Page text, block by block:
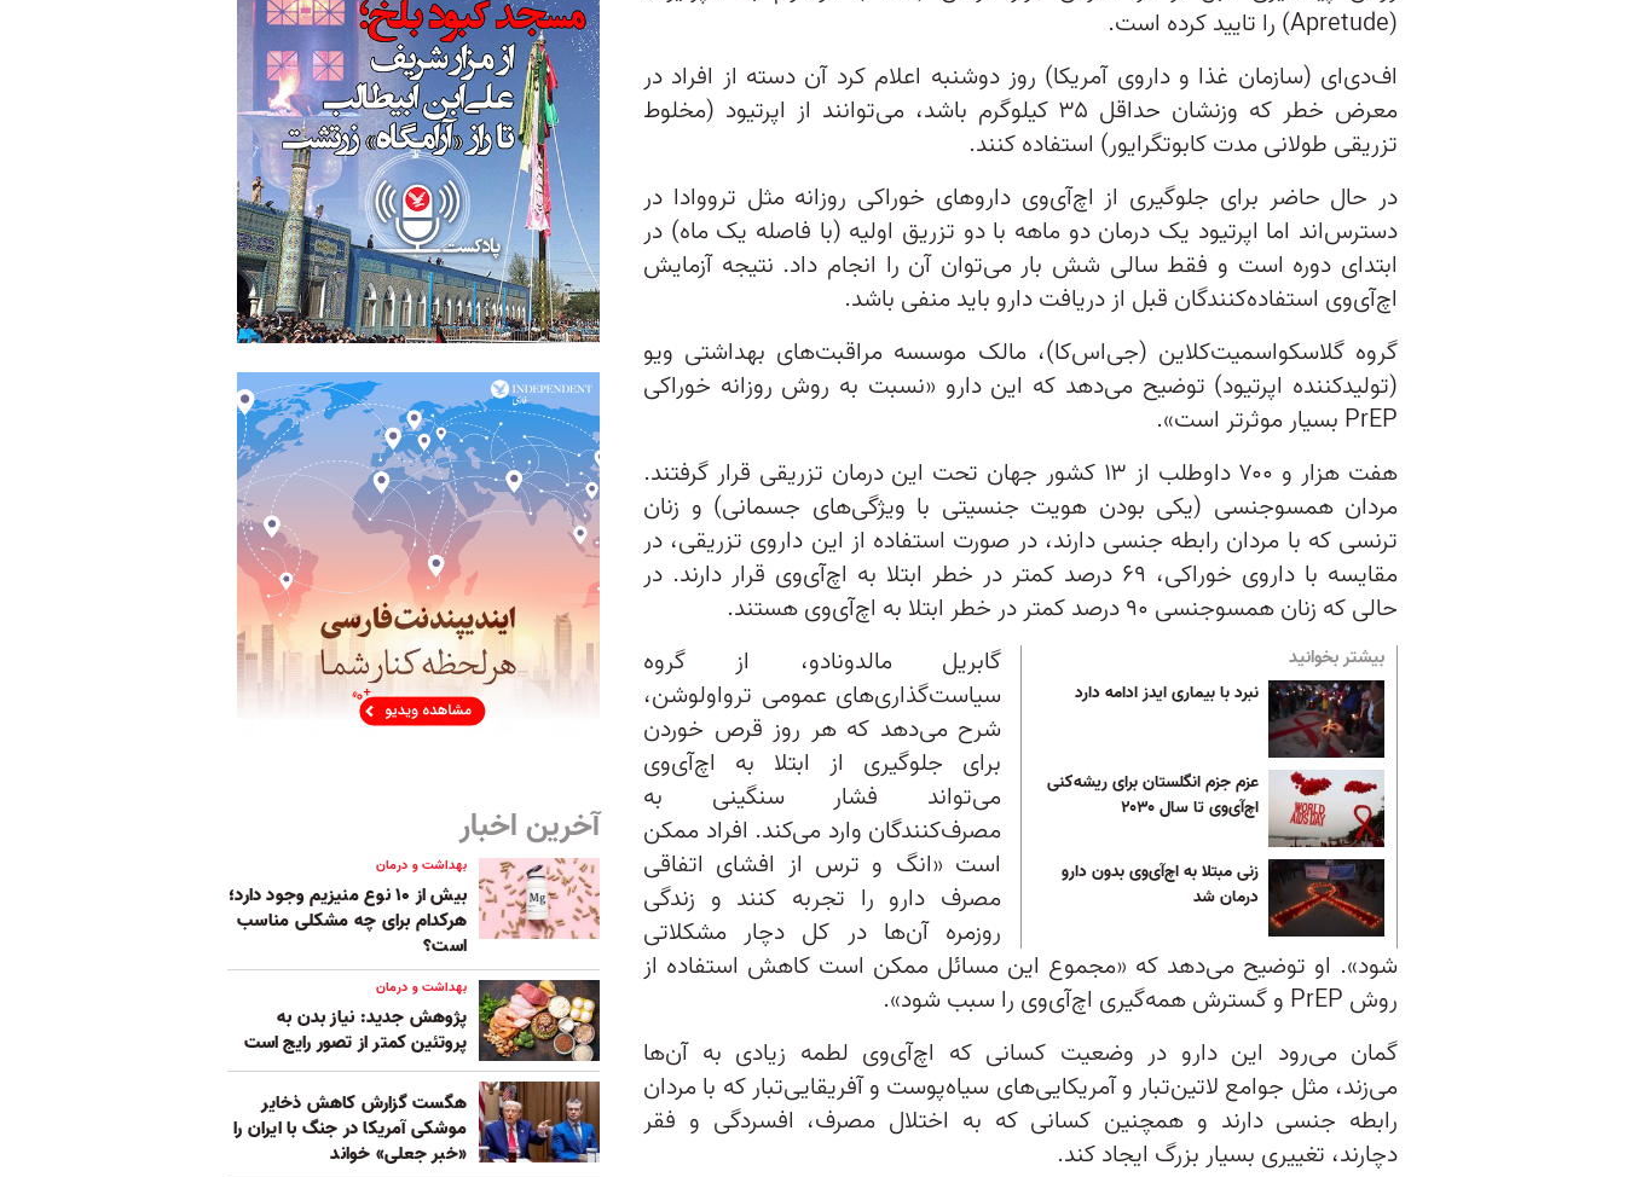
(Apretude) را تایید کرده است.
اف‌دی‌ای (سازمان غذا و داروی آمریکا) روز دوشنبه اعلام کرد آن دسته از افراد در
معرض خطر که وزنشان حداقل ۳۵ کیلوگرم باشد، می‌‌توانند از اپرتیود (مخلوط
تزریقی طولانی مدت کابوتگرایور) استفاده کنند.
در حال حاضر برای جلوگیری از اچ‌آی‌وی داروهای خوراکی روزانه مثل ترووادا در
دسترس‌اند اما اپرتیود یک درمان دو ماهه با دو تزریق اولیه (با فاصله یک ماه) در
ابتدای دوره است و فقط سالی شش بار می‌توان آن را انجام داد. نتیجه آزمایش
اچ‌آی‌وی استفاده‌کنندگان قبل از دریافت دارو باید منفی باشد.
گروه گلاسکواسمیت‌کلاین (جی‌اس‌کا)، مالک موسسه مراقبت‌های بهداشتی ویو
(تولیدکننده اپرتیود) توضیح می‌د‌هد که این دارو «نسبت به روش روزانه خوراکی
PrEP بسیار موثرتر است».
هفت هزار و ۷۰۰ داوطلب از ۱۳ کشور جهان تحت این درمان تزریقی قرار گرفتند.
مردان همسوجنسی (یکی بودن هویت جنسیتی با ویژگی‌های جسمانی) و زنان
ترنسی که با مردان رابطه جنسی دارند، در صورت استفاده از این داروی تزریقی، در
مقایسه با داروی خوراکی، ۶۹ درصد کمتر در خطر ابتلا به اچ‌آی‌وی قرار دارند. در
حالی که زنان همسوجنسی ۹۰ درصد کمتر در خطر ابتلا به اچ‌آی‌وی هستند.
بیشتر بخوانید
نبرد با بیماری ایدز ادامه دارد
عزم جزم انگلستان برای ریشه‌کنی
اچ‌آی‌وی تا سال ۲۰۳۰
زنی مبتلا به اچ‌آی‌وی بدون دارو
درمان شد
گابریل مالدونادو، از گروه
سیاست‌گذاری‌های عمومی ترواولوشن،
شرح می‌دهد که هر روز قرص خوردن
برای جلوگیری از ابتلا به اچ‌آی‌وی
می‌تواند فشار سنگینی به
مصرف‌کنندگان وارد می‌کند. افراد ممکن
است «انگ و ترس از افشای اتفاقی
مصرف دارو را تجربه کنند و زندگی
روزمره‌ آن‌ها در کل دچار مشکلاتی
شود». او توضیح می‌دهد که «مجموع این مسائل ممکن است کاهش استفاده از
روش PrEP و گسترش همه‌گیری اچ‌آی‌وی را سبب شود».
گمان می‌رود این دارو در وضعیت کسانی که اچ‌آی‌وی لطمه زیادی به آن‌ها
می‌زند، مثل جوامع لاتین‌تبار و آمریکایی‌های سیاه‌پوست و آفریقایی‌تبار که با مردان
رابطه جنسی دارند و همچنین کسانی که به اختلال‌ مصرف، افسردگی و فقر
دچارند، تغییری بسیار بزرگ ایجاد کند.
آخرین اخبار
بهداشت و درمان
بیش از ۱۰ نوع منیزیم وجود دارد؛
هر‌کدام برای چه مشکلی مناسب‌
است؟
بهداشت و درمان
پژوهش جدید: نیاز بدن به
پروتئین کمتر از تصور رایج است
هگست گزارش کاهش ذخایر
موشکی آمریکا در جنگ با ایران را
«خبر جعلی» خواند